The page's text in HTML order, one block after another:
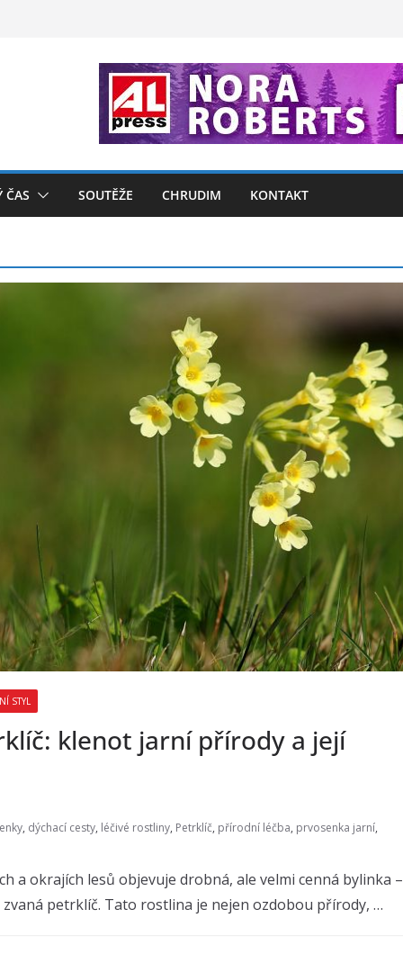
ČAS SOUTĚŽE CHRUDIM KONTAKT
STYL
klenot jarní přírody a její
, dýchací cesty, léčivé rostliny, Petrklíč, přírodní léčba, prvosenka jarní,
a okrajích lesů objevuje drobná, ale velmi cenná bylinka –
petrklíč. Tato rostlina je nejen ozdobou přírody, …